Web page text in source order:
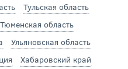
Тульская область
Тюменская область
Ульяновская область
Хабаровский край